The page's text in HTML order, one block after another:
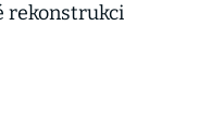
rekonstrukci